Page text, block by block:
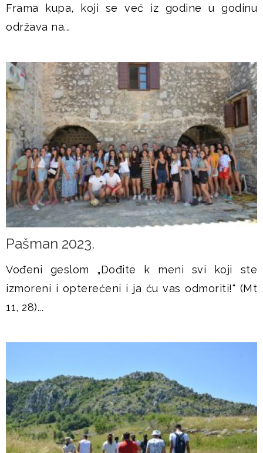
Frama kupa, koji se već iz godine u godinu
održava na...
Pašman 2023.
Vođeni geslom „Dođite k meni svi koji ste
izmoreni i opterećeni i ja ću vas odmoriti!" (Mt
11, 28)...